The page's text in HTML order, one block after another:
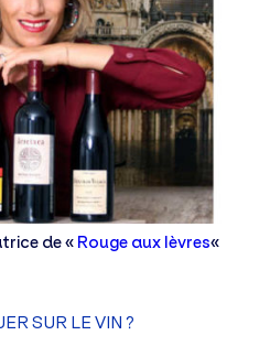
de « Rouge aux lèvres«
SUR LE VIN ?